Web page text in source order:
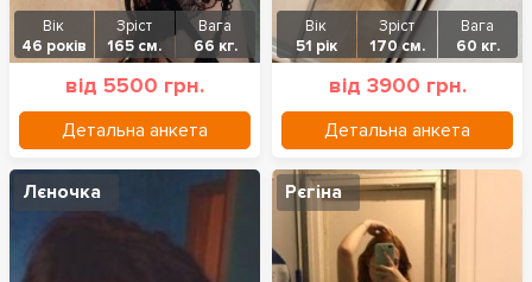
Вік
46 років
Зріст
165 см.
Вага
66 кг.
від 5500 грн.
Детальна анкета
Вік
51 рік
Зріст
170 см.
Вага
60 кг.
від 3900 грн.
Детальна анкета
Лєночка Рєгіна